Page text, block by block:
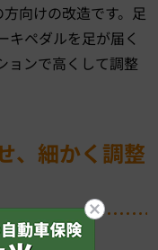
向けの改造です。足
キペダルを足が届く
ョンで高くして調整
、細かく調整